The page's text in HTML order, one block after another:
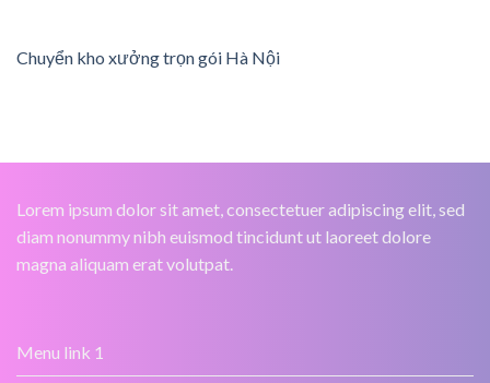
Chuyển kho xưởng trọn gói Hà Nội
Lorem ipsum dolor sit amet, consectetuer adipiscing elit, sed
diam nonummy nibh euismod tincidunt ut laoreet dolore
magna aliquam erat volutpat.
Menu link 1